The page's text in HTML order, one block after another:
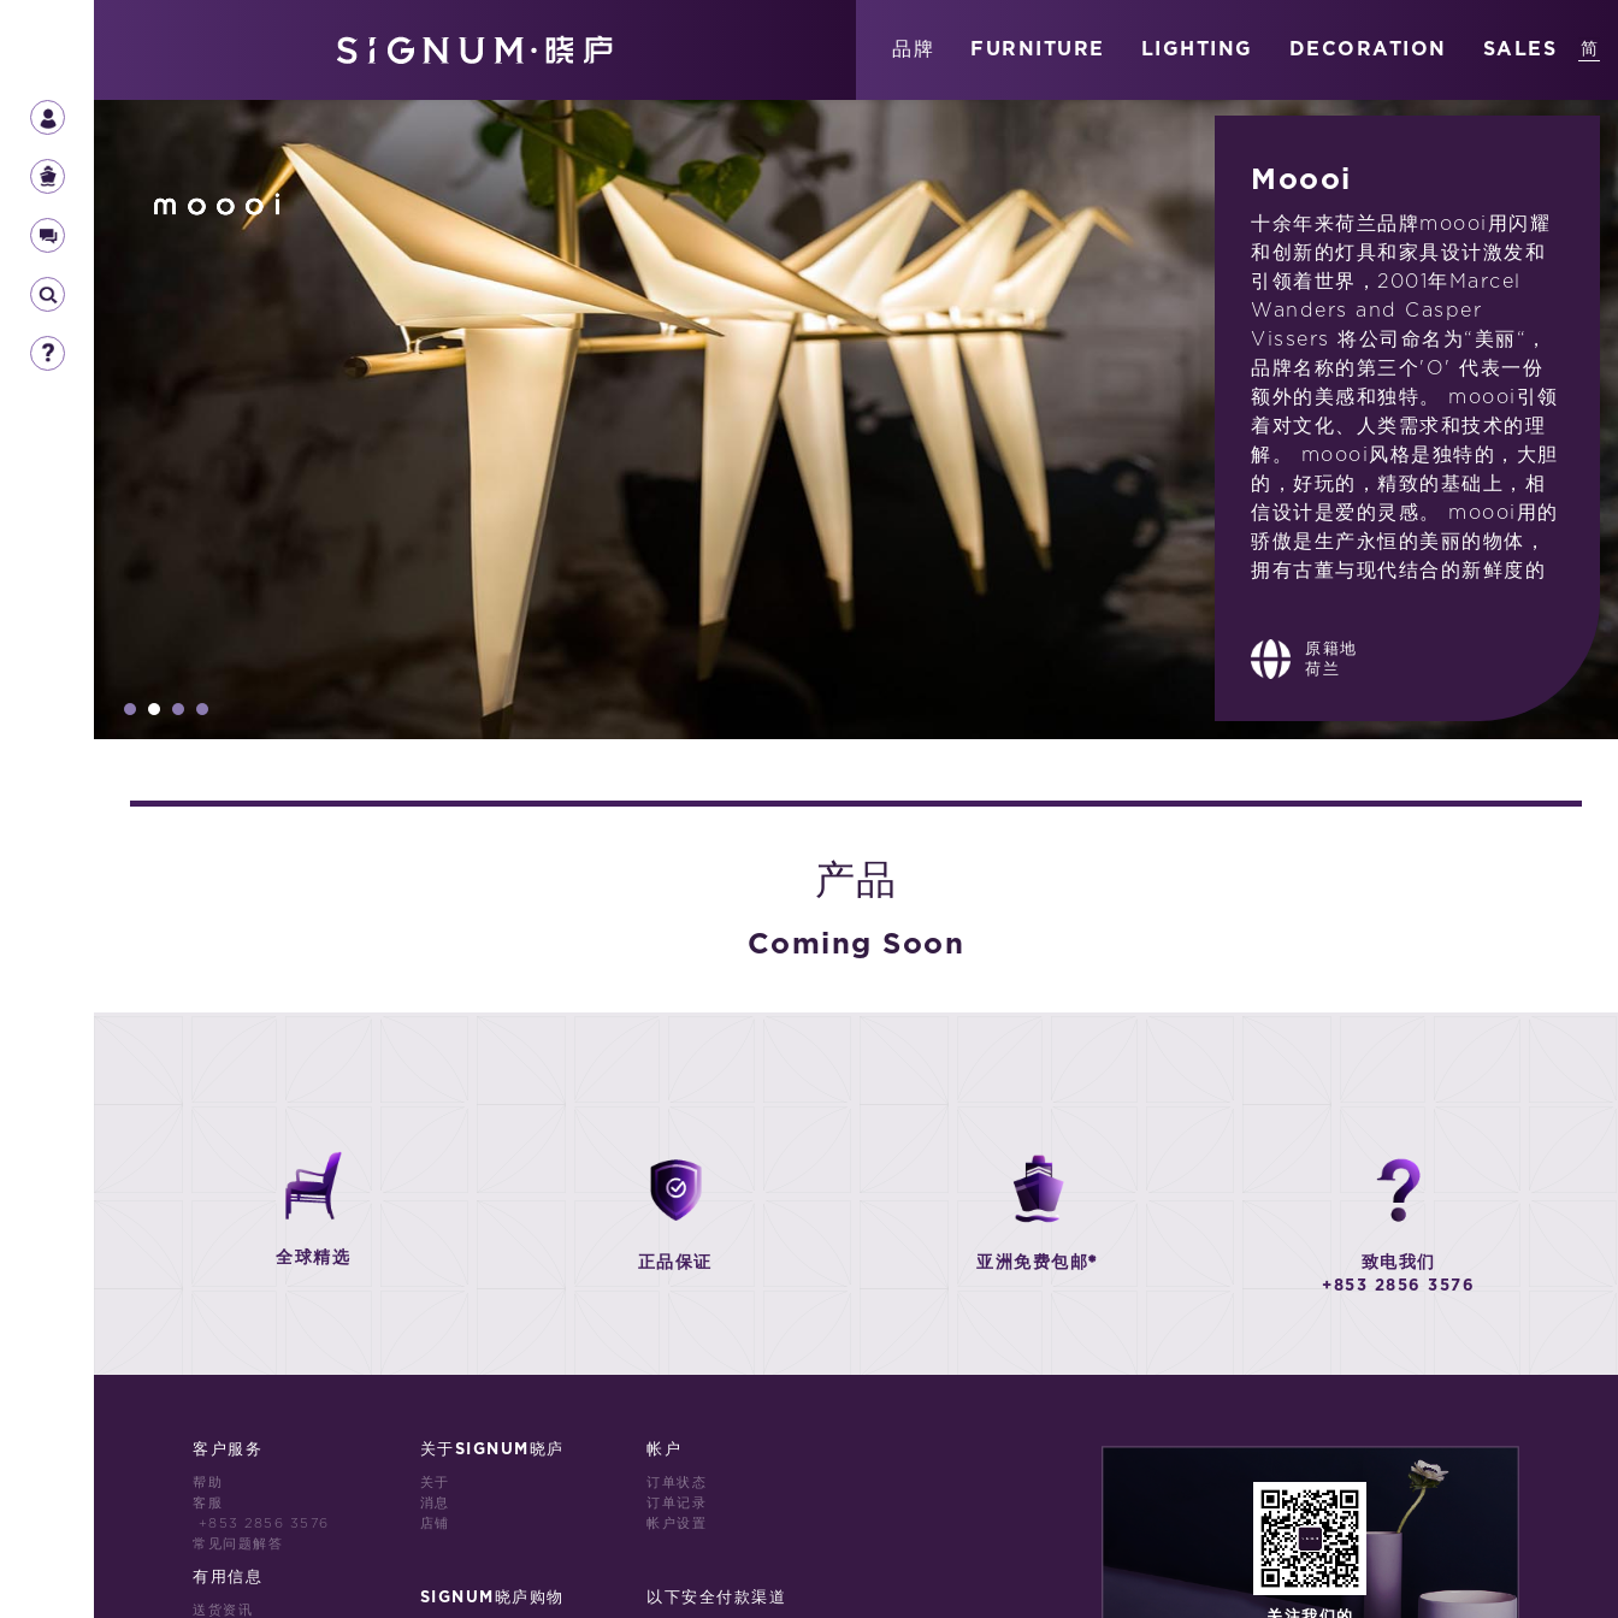
品牌 FURNITURE LIGHTING DECORATION SALES
Moooi
十余年来荷兰品牌moooi用闪耀
和创新的灯具和家具设计激发和
引领着世界，2001年Marcel
Wanders and Casper
Vissers 将公司命名为“美丽“，
品牌名称的第三个'O' 代表一份
额外的美感和独特。 moooi引领
着对文化、人类需求和技术的理
解。 moooi风格是独特的，大胆
的，好玩的，精致的基础上，相
信设计是爱的灵感。 moooi用的
骄傲是生产永恒的美丽的物体，
拥有古董与现代结合的新鲜度的
原籍地
荷兰
产品
Coming Soon
全球精选 正品保证 亚洲免费包邮* 致电我们
+853 2856 3576
客户服务
帮助
客服
+853 2856 3576
常见问题解答
有用信息
送货资讯
关于SIGNUM晓庐
关于
消息
店铺
SIGNUM晓庐购物
帐户
订单状态
订单记录
帐户设置
以下安全付款渠道